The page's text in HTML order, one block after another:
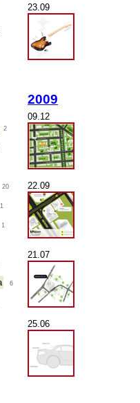
2
20
1
1
6
23.09
2009
09.12
22.09
21.07
25.06